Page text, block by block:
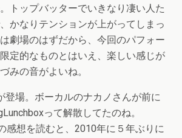
トップバッターでいきなり凄い人た
かなりテンションが上がってしまっ
劇場のはずだから、今回のパフォー
定的なものとはいえ、楽しい感じが
みの音がよいね。
登場。ボーカルのナカノさんが前に
って解散してたのね。
感想を読むと、2010年に５年ぶりに